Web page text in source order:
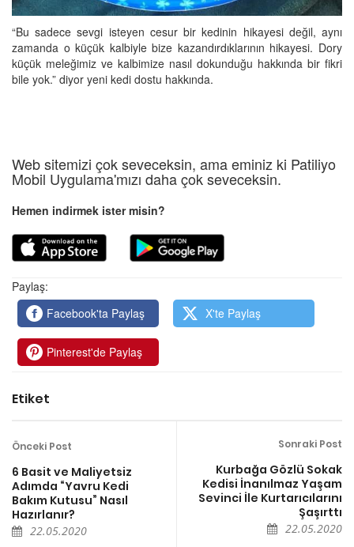
“Bu sadece sevgi isteyen cesur bir kedinin hikayesi değil, aynı
zamanda o küçük kalbiyle bize kazandırdıklarının hikayesi. Dory
küçük meleğimiz ve kalbimize nasıl dokunduğu hakkında bir fikri
bile yok.” diyor yeni kedi dostu hakkında.
Web sitemizi çok seveceksin, ama eminiz ki Patiliyo
Mobil Uygulama'mızı daha çok seveceksin.
Hemen indirmek ister misin?
Paylaş:
Facebook'ta Paylaş
X'te Paylaş
Pinterest'de Paylaş
Etiket
Önceki Post
6 Basit ve Maliyetsiz
Adımda “Yavru Kedi
Bakım Kutusu” Nasıl
Hazırlanır?
22.05.2020
Sonraki Post
Kurbağa Gözlü Sokak
Kedisi İnanılmaz Yaşam
Sevinci İle Kurtarıcılarını
Şaşırttı
22.05.2020